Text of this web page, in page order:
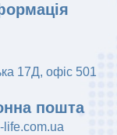
17Д, офіс 501
пошта
life.com.ua